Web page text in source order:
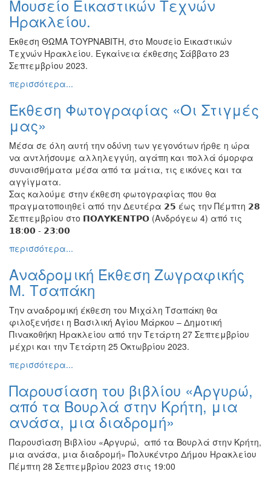
Μουσείο Εικαστικών Τεχνών
Ηρακλείου.
Έκθεση ΘΩΜΑ ΤΟΥΡΝΑΒΙΤΗ, στο Μουσείο Εικαστικών
Τεχνών Ηρακλείου. Εγκαίνεια έκθεσης Σάββατο 23
Σεπτεμβρίου 2023.
περισσότερα...
Έκθεση Φωτογραφίας «Οι Στιγμές
μας»
Μέσα σε όλη αυτή την οδύνη των γεγονότων ήρθε η ώρα
να αντλήσουμε αλληλεγγύη, αγάπη και πολλά όμορφα
συναισθήματα μέσα από τα μάτια, τις εικόνες και τα
αγγίγματα.
Σας καλούμε στην έκθεση φωτογραφίας που θα
πραγματοποιηθεί από την Δευτέρα 𝟮𝟱 έως την Πέμπτη 𝟮𝟴
Σεπτεμβρίου στο 𝝥𝝤𝝠𝝪𝝟𝝚𝝢𝝩𝝦𝝤 (Ανδρόγεω 4) από τις
𝟭𝟴:𝟬𝟬 - 𝟮𝟯:𝟬𝟬
περισσότερα...
Αναδρομική Έκθεση Ζωγραφικής
Μ. Τσαπάκη
Την αναδρομική έκθεση του Μιχάλη Τσαπάκη θα
φιλοξενήσει η Βασιλική Αγίου Μάρκου – Δημοτική
Πινακοθήκη Ηρακλείου από την Τετάρτη 27 Σεπτεμβρίου
μέχρι και την Τετάρτη 25 Οκτωβρίου 2023.
περισσότερα...
Παρουσίαση του βιβλίου «Αργυρώ,
από τα Βουρλά στην Κρήτη, μια
ανάσα, μια διαδρομή»
Παρουσίαση Βιβλίου «Αργυρώ, από τα Βουρλά στην Κρήτη,
μια ανάσα, μια διαδρομή» Πολυκέντρο Δήμου Ηρακλείου
Πέμπτη 28 Σεπτεμβρίου 2023 στις 19:00